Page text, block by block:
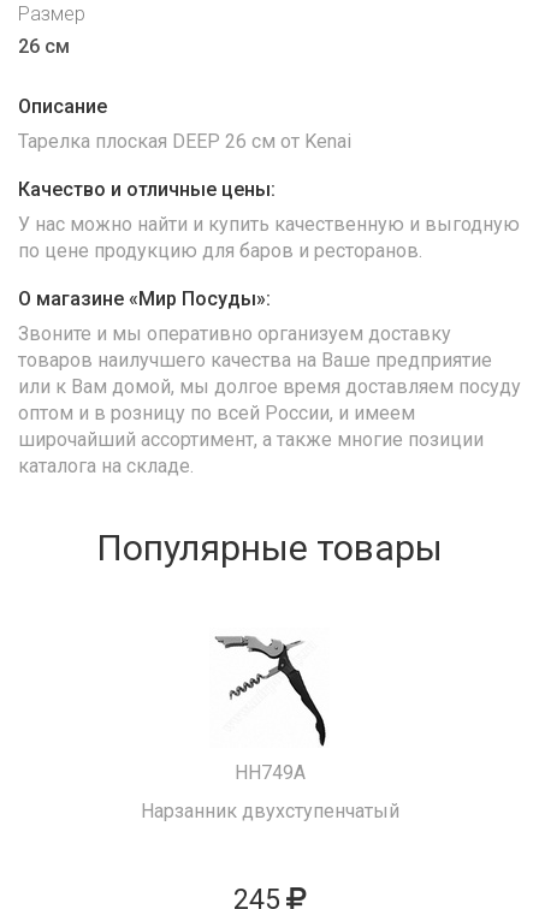
Размер
26 см
Описание
Тарелка плоская DEEP 26 см от Kenai
Качество и отличные цены:
У нас можно найти и купить качественную и выгодную
по цене продукцию для баров и ресторанов.
О магазине «Мир Посуды»:
Звоните и мы оперативно организуем доставку
товаров наилучшего качества на Ваше предприятие
или к Вам домой, мы долгое время доставляем посуду
оптом и в розницу по всей России, и имеем
широчайший ассортимент, а также многие позиции
каталога на складе.
Популярные товары
HH749A
Нарзанник двухступенчатый
245